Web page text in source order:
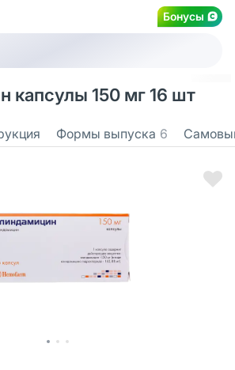
Бонусы
капсулы 150 мг 16 шт
Формы выпуска 6